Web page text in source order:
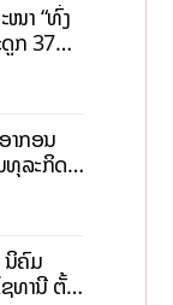
ໜາ “ທົ່ງ
ກ 37
າກອນ
ທຸລະກິດ
ນິຄົມ
ທານີ ຕັ້ງ